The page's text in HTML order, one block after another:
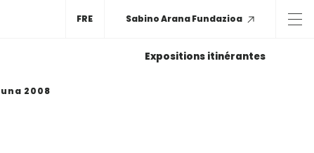
Expositions itinérantes
FRE Sabino Arana Fundazioa
2008